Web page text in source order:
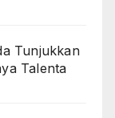
Tunjukkan
Talenta